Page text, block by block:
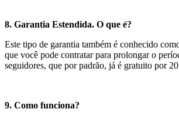
8. Garantia Estendida. O que é?
Este tipo de garantia também é conhecido
que você pode contratar para prolongar o
seguidores, que por padrão, já é gratuito por
9. Como funciona?